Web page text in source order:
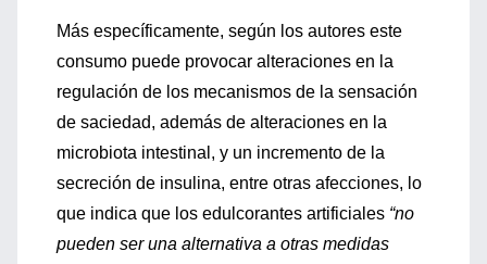
Más específicamente, según los autores este
consumo puede provocar alteraciones en la
regulación de los mecanismos de la sensación
de saciedad, además de alteraciones en la
microbiota intestinal, y un incremento de la
secreción de insulina, entre otras afecciones, lo
que indica que los edulcorantes artificiales “no
pueden ser una alternativa a otras medidas